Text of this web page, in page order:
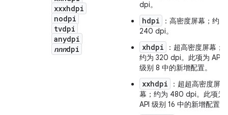
xxxhdpi
nodpi
tvdpi
anydpi
nnndpi
dpi。
hdpi
：高密度屏幕；约为
240 dpi。
xhdpi
：超高密度屏幕；
约为 320 dpi。此项为 API
级别 8 中的新增配置。
xxhdpi
：超超高密度屏
幕；约为 480 dpi。此项为
API 级别 16 中的新增配置。